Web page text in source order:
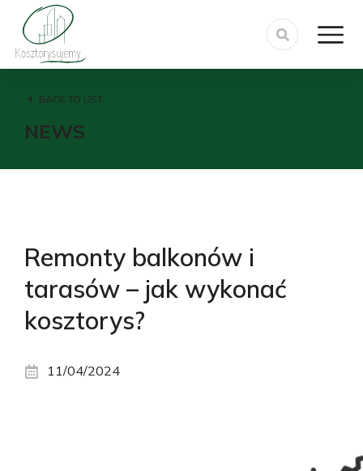
BACK TO LIST
NEWS
Remonty balkonów i
tarasów – jak wykonać
kosztorys?
11/04/2024